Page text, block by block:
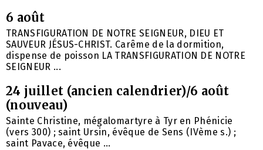
6 août
TRANSFIGURATION DE NOTRE SEIGNEUR, DIEU ET
SAUVEUR JÉSUS-CHRIST. Carême de la dormition,
dispense de poisson LA TRANSFIGURATION DE NOTRE
SEIGNEUR ...
24 juillet (ancien calendrier)/6 août
(nouveau)
Sainte Christine, mégalomartyre à Tyr en Phénicie
(vers 300) ; saint Ursin, évêque de Sens (IVème s.) ;
saint Pavace, évêque ...